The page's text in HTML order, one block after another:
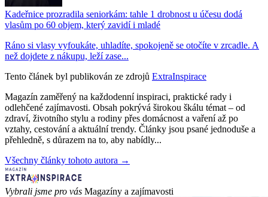
Kadeřnice prozradila seniorkám: tahle 1 drobnost u účesu dodá
vlasům po 60 objem, který zavidí i mladé
Ráno si vlasy vyfoukáte, uhladíte, spokojeně se otočíte v zrcadle. A
než dojdete z nákupu, leží zase...
Tento článek byl publikován ze zdrojů ExtraInspirace
Magazín zaměřený na každodenní inspiraci, praktické rady i
odlehčené zajímavosti. Obsah pokrývá širokou škálu témat – od
zdraví, životního stylu a rodiny přes domácnost a vaření až po
vztahy, cestování a aktuální trendy. Články jsou psané jednoduše a
přehledně, s důrazem na to, aby nabídly...
Všechny články tohoto autora →
Vybrali jsme pro vás Magazíny a zajímavosti